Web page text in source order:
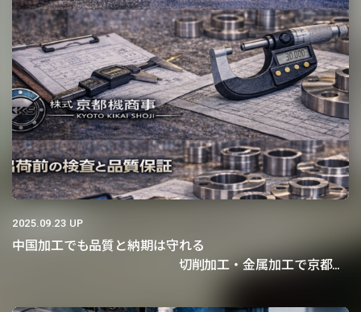
2025.09.23 UP
中国加工でも品質と納期は守れる
切削加工・金属加工で京都機
械商事が調達担当者に選ばれ続ける理由